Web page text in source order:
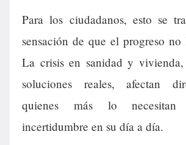
Para los ciudadanos, esto se
sensación de que el progreso
La crisis en sanidad y
soluciones reales, afectan
quienes más lo
incertidumbre en su día a día.